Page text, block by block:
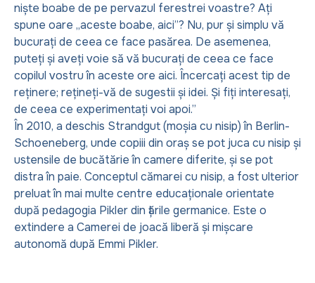
niște boabe de pe pervazul ferestrei voastre? Ați
spune oare „aceste boabe, aici”? Nu, pur și simplu vă
bucurați de ceea ce face pasărea. De asemenea,
puteți și aveți voie să vă bucurați de ceea ce face
copilul vostru în aceste ore aici. Încercați acest tip de
reținere; rețineți-vă de sugestii și idei. Și fiți interesați,
de ceea ce experimentați voi apoi.”
În 2010, a deschis Strandgut (moșia cu nisip) în Berlin-
Schoeneberg, unde copiii din oraș se pot juca cu nisip și
ustensile de bucătărie în camere diferite, și se pot
distra în paie. Conceptul cămarei cu nisip, a fost ulterior
preluat în mai multe centre educaționale orientate
după pedagogia Pikler din țările germanice. Este o
extindere a Camerei de joacă liberă și mișcare
autonomă după Emmi Pikler.